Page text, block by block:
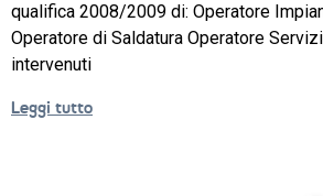
qualifica 2008/2009 di: Operatore
Operatore di Saldatura Operatore
intervenuti
Leggi tutto